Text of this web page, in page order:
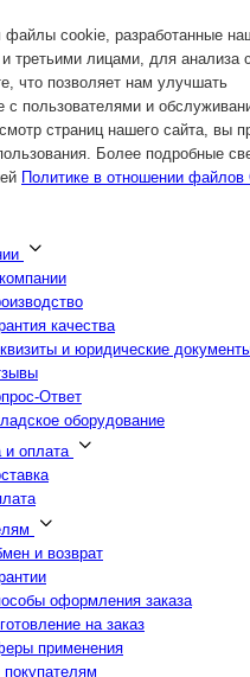
файлы cookie, разработанные
третьими лицами, для анализа
что позволяет нам улучшать
с пользователями и
страниц нашего сайта, вы
Более подробные
Политике в отношении файлов
качества
и юридические
Ответ
оборудование
и оплата
и возврат
оформления заказа
на заказ
применения